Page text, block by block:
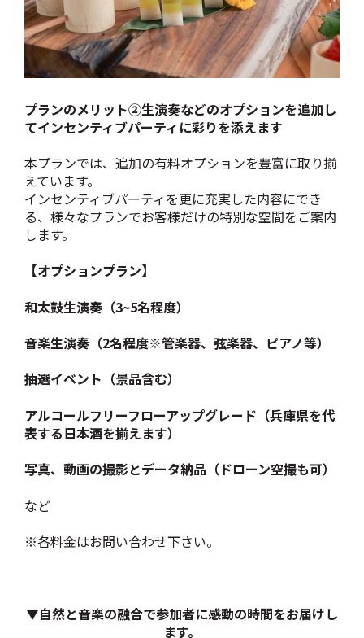
プランのメリット➁生演奏などのオプションを追加し
てインセンティブパーティに彩りを添えます
本プランでは、追加の有料オプションを豊富に取り揃
えています。
インセンティブパーティを更に充実した内容にでき
る、様々なプランでお客様だけの特別な空間をご案内
します。
【オプションプラン】
和太鼓生演奏（3~5名程度）
音楽生演奏（2名程度※管楽器、弦楽器、ピアノ等）
抽選イベント（景品含む）
アルコールフリーフローアップグレード（兵庫県を代
表する日本酒を揃えます）
写真、動画の撮影とデータ納品（ドローン空撮も可）
など
※各料金はお問い合わせ下さい。
▼自然と音楽の融合で参加者に感動の時間をお届けし
ます。